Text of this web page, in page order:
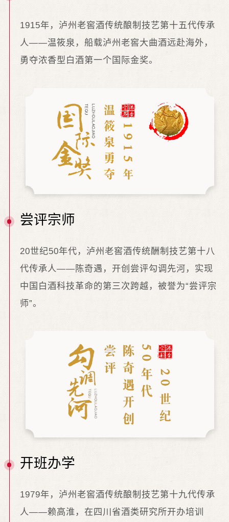
1915年，泸州老窖酒传统酿制技艺第十五代传承
人——温筱泉，船载泸州老窖大曲酒远赴海外，
勇夺浓香型白酒第一个国际金奖。
尝评宗师
20世纪50年代，泸州老窖酒传统酬制技艺第十八
代传承人——陈奇遇，开创尝评勾调先河，实现
中国白酒科技革命的第三次跨越，被誉为“尝评宗
师”。
开班办学
1979年，泸州老窖酒传统酿制技艺第十九代传承
人——赖高淮，在四川省酒类研究所开办培训